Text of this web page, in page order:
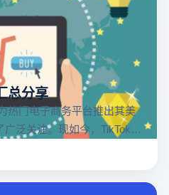
总分享
热门电子商务平台推出其美
泛关注。现如今，TikTok商
地区，因此了解官方网站